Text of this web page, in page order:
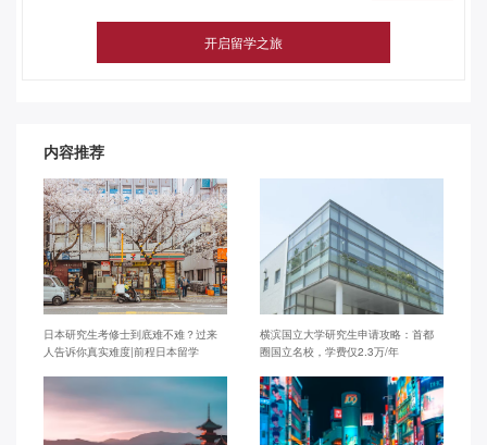
内容推荐
日本研究生考修士到底难不难？过来
人告诉你真实难度|前程日本留学
横滨国立大学研究生申请攻略：首都
圈国立名校，学费仅2.3万/年